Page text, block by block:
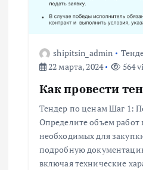
shipitsin_admin
22 марта, 2024
564
Как провести
Тендер по ценам Шаг 1:
Определите объем работ
необходимых для
подробную
включая технические